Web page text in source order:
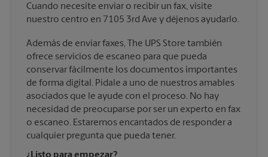
Cuando necesite enviar o recibir un fax, visite
nuestro centro en 7105 3rd Ave y déjenos ayudarlo.
Además de enviar faxes, The UPS Store también
ofrece servicios de escaneo para que pueda
conservar fácilmente los documentos importantes
de forma digital. Pídale a uno de nuestros amables
asociados que le ayude con el proceso. No hay
necesidad de preocuparse por ser un experto en fax
o escaneo. Estaremos encantados de responder a
cualquier pregunta que pueda tener.